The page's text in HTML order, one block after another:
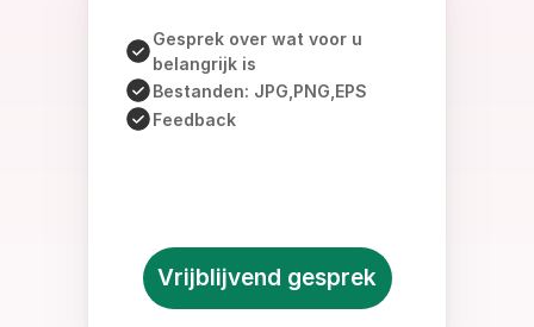
Gesprek over wat voor u
belangrijk is
Bestanden: JPG,PNG,EPS
Feedback
Vrijblijvend gesprek